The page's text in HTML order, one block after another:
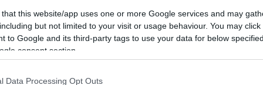
that this website/app uses one or more Google services and may
but not limited to your visit or usage behaviour. You may
to Google and its third-party tags to use your data for below
consent section.
Data Processing Opt Outs